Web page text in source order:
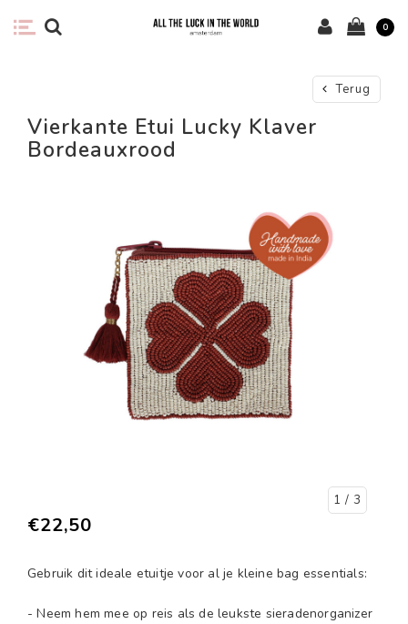
0
Terug
Vierkante Etui Lucky Klaver
Bordeauxrood
1 / 3
€22,50
Gebruik dit ideale etuitje voor al je kleine bag essentials:
- Neem hem mee op reis als de leukste sieradenorganizer